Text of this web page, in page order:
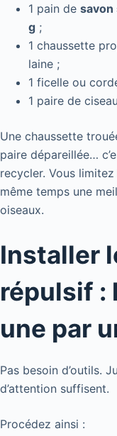
1 pain de savon
g ;
1 chaussette
laine ;
1 ficelle ou
1 paire de
Une chaussette
paire dépareillée…
recycler. Vous
même temps une
oiseaux.
Installer
répulsif :
une par
Pas besoin d’outils.
d’attention suffisent.
Procédez ainsi :